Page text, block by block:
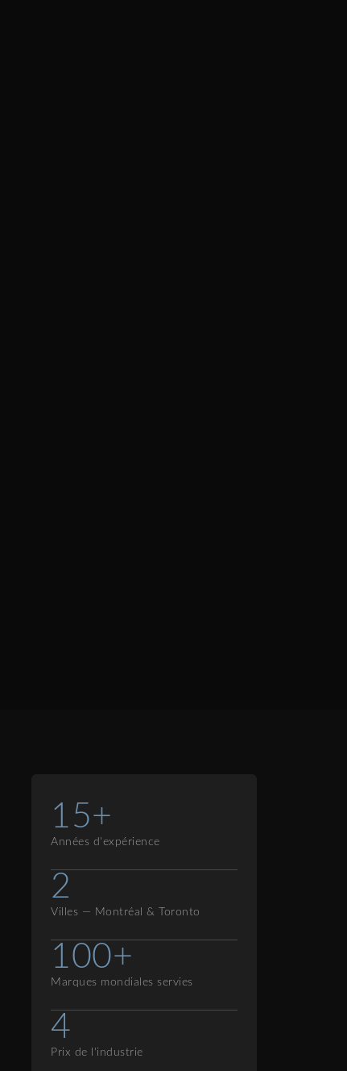
15+
Années d'expérience
2
Villes — Montréal & Toronto
100+
Marques mondiales servies
4
Prix de l'industrie